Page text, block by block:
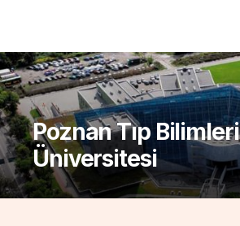
Poznan Tıp Bilimleri
Üniversitesi